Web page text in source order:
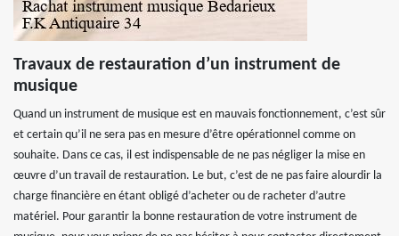
Travaux de restauration d’un instrument de
musique
Quand un instrument de musique est en mauvais fonctionnement, c’est sûr
et certain qu’il ne sera pas en mesure d’être opérationnel comme on
souhaite. Dans ce cas, il est indispensable de ne pas négliger la mise en
œuvre d’un travail de restauration. Le but, c’est de ne pas faire alourdir la
charge financière en étant obligé d’acheter ou de racheter d’autre
matériel. Pour garantir la bonne restauration de votre instrument de